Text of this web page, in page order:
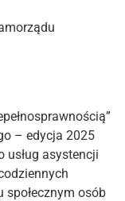
– edycja 2025
usług asystencji
osób